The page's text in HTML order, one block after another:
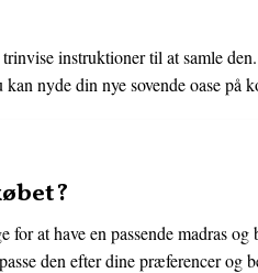
instruktioner til at samle
nyde din nye sovende oase på
at have en passende madras
den efter dine præferencer og